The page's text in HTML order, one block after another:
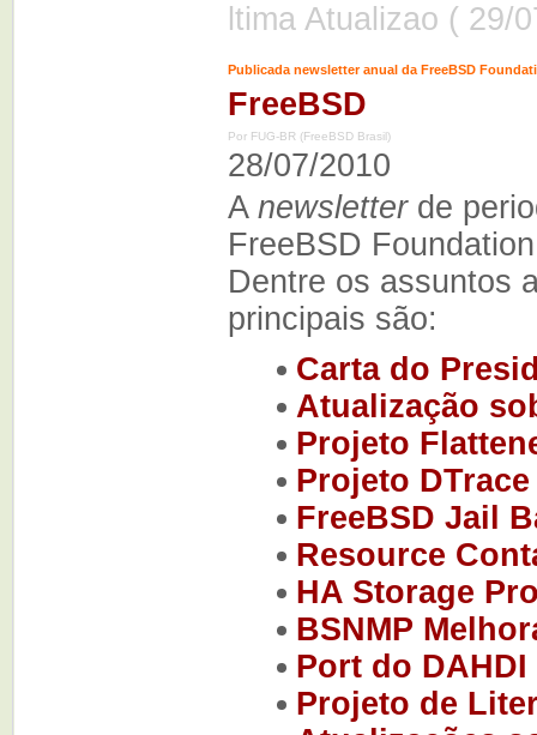
ltima Atualizao ( 29/
Publicada newsletter anual da FreeBSD
FreeBSD
Por FUG-BR (FreeBSD Brasil)
28/07/2010
A newsletterde
FreeBSD
Dentre os assuntos
principais são:
Carta do
Atualização
Projeto
Projeto
FreeBSD Jail
Resource
HA Storage
BSNMP
Port do DAHDI
Projeto de